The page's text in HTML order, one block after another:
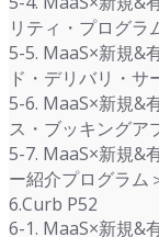
リティ・プログラ
5-5. MaaS×新規&
ド・デリバリ・サ
5-6. MaaS×新規&
ス・ブッキングア
5-7. MaaS×新規&
ー紹介プログラム
6.Curb P52
6-1. MaaS×新規&